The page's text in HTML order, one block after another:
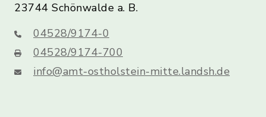
23744 Schönwalde a. B.
04528/9174-0
04528/9174-700
info@amt-ostholstein-mitte.landsh.de